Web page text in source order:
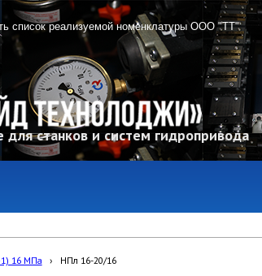
станков и систем гидропривода
список реализуемой номенклатуры ООО "ТТ"
16 МПа › НПл 16-20/16